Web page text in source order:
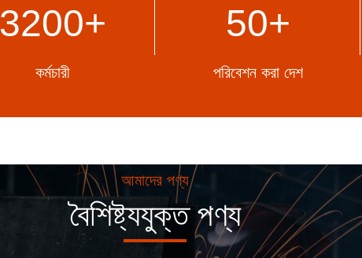
3200+
কর্মচারী
50+
পরিবেশন করা দেশ
আমাদের পণ্য
বৈশিষ্ট্যযুক্ত পণ্য